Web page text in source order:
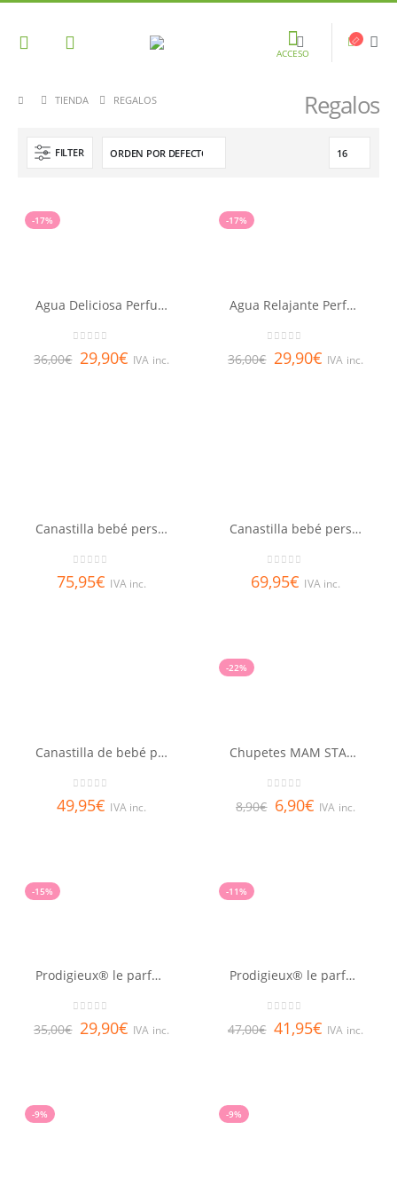
ACCESO
Regalos
TIENDA REGALOS
FILTER
-17%
Agua Deliciosa Perfumada NUXE 100ml
36,00€ 29,90€ IVA inc.
-17%
Agua Relajante Perfumada NUXE body 100ml
36,00€ 29,90€ IVA inc.
Canastilla bebé personalizada
75,95€ IVA inc.
Canastilla bebé personalizada mellizos
69,95€ IVA inc.
Canastilla de bebé personalizada
49,95€ IVA inc.
-22%
Chupetes MAM START 0-2 meses silicona
8,90€ 6,90€ IVA inc.
-15%
Prodigieux® le parfum NUXE 30ml
out of 5
35,00€ 29,90€ IVA inc.
-11%
Prodigieux® le parfum NUXE 50ml
out of 5
47,00€ 41,95€ IVA inc.
-9% -9%